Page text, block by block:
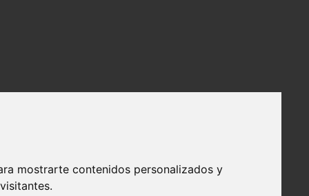
mostrarte contenidos personalizados y